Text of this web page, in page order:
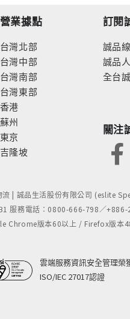
營業據點
台灣北部
台灣中部
台灣南部
台灣東部
香港
蘇州
東京
吉隆坡
訂閱
誠品
誠品
全台
關注
| 誠品生活股份有限公司 (eslite
服務電話：0800-666-798／
Chrome版本60以上 / Firefox版本
雲端服務資訊安全管理榮
ISO/IEC 27017認證